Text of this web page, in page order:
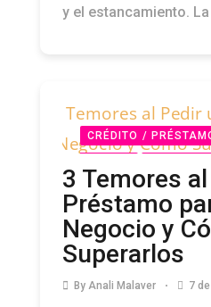
y el estancamiento.
CRÉDITO /
3 Temores
Préstamo
Negocio y
Superarlos
By Anali Malaver 7